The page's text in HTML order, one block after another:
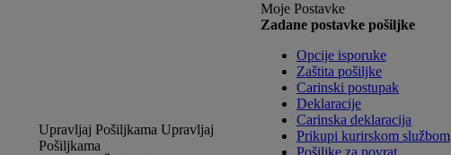
Upravljaj Pošiljkama Upravljaj
Pošiljkama
Moje Postavke
Zadane postavke pošiljke
Opcije isporuke
Zaštita pošiljke
Carinski postupak
Deklaracije
Carinska deklaracija
Prikupi kurirskom službom
Pošiljke za povrat